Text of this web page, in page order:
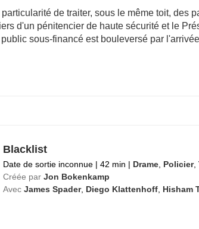
de traiter, sous le même toit, des
d'un pénitencier de haute sécurité et le
sous-financé est bouleversé par
Blacklist
Date de sortie inconnue | 42 min | Drame, Policier,
Créée par Jon Bokenkamp
Avec James Spader, Diego Klattenhoff, Hisham